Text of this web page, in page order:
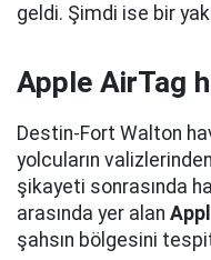
geldi. Şimdi ise bir
Apple AirTag
Destin-Fort Walton
yolcuların
şikayeti sonrasında
arasında yer alan
şahsın bölgesini